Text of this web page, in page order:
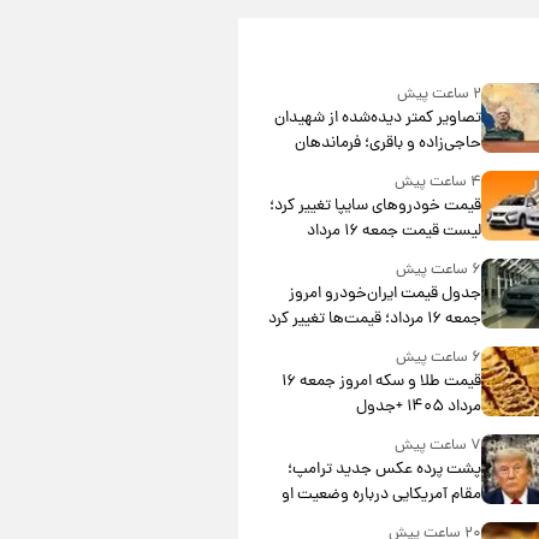
۲ ساعت پیش
تصاویر کمتر دیده‌شده از شهیدان
حاجی‌زاده و باقری؛ فرماندهان
شهید هوافضای ایران
۴ ساعت پیش
قیمت خودروهای سایپا تغییر کرد؛
لیست قیمت جمعه ۱۶ مرداد
منتشر شد
۶ ساعت پیش
جدول قیمت ایران‌خودرو امروز
جمعه ۱۶ مرداد؛ قیمت‌ها تغییر کرد
۶ ساعت پیش
قیمت طلا و سکه امروز جمعه ۱۶
مرداد ۱۴۰۵ +جدول
۷ ساعت پیش
پشت پرده عکس جدید ترامپ؛
مقام آمریکایی درباره وضعیت او
۲۰ ساعت پیش